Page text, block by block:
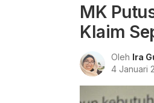
MK
Klaim
Oleh Ira
4 Januari